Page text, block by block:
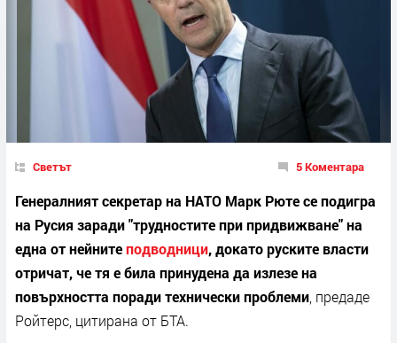
Светът 5 Коментара
Генералният секретар на НАТО Марк Рюте се подигра
на Русия заради "трудностите при придвижване" на
една от нейнитеподводници, докато руските власти
отричат, че тя е била принудена да излезе на
повърхността поради технически проблеми , предаде
Ройтерс, цитирана от БТА.